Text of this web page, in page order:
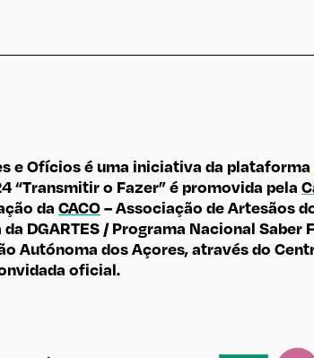
e Ofícios é uma iniciativa da plataforma
“Transmitir o Fazer” é promovida pela
da CACO– Associação de Artesãos
DGARTES / Programa Nacional Saber
Autónoma dos Açores, através do
oficial.